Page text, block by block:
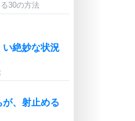
30の方法
い絶妙な状況
、射止める